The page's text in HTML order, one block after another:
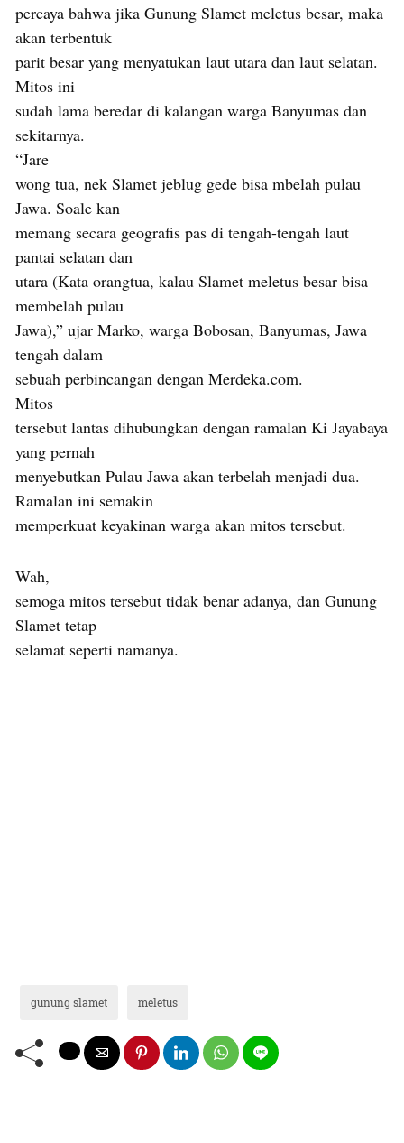
percaya bahwa jika Gunung Slamet meletus besar, maka
akan terbentuk
parit besar yang menyatukan laut utara dan laut selatan.
Mitos ini
sudah lama beredar di kalangan warga Banyumas dan
sekitarnya.
“Jare
wong tua, nek Slamet jeblug gede bisa mbelah pulau
Jawa. Soale kan
memang secara geografis pas di tengah-tengah laut
pantai selatan dan
utara (Kata orangtua, kalau Slamet meletus besar bisa
membelah pulau
Jawa),” ujar Marko, warga Bobosan, Banyumas, Jawa
tengah dalam
sebuah perbincangan dengan Merdeka.com.
Mitos
tersebut lantas dihubungkan dengan ramalan Ki Jayabaya
yang pernah
menyebutkan Pulau Jawa akan terbelah menjadi dua.
Ramalan ini semakin
memperkuat keyakinan warga akan mitos tersebut.
Wah,
semoga mitos tersebut tidak benar adanya, dan Gunung
Slamet tetap
selamat seperti namanya.
gunung slamet meletus